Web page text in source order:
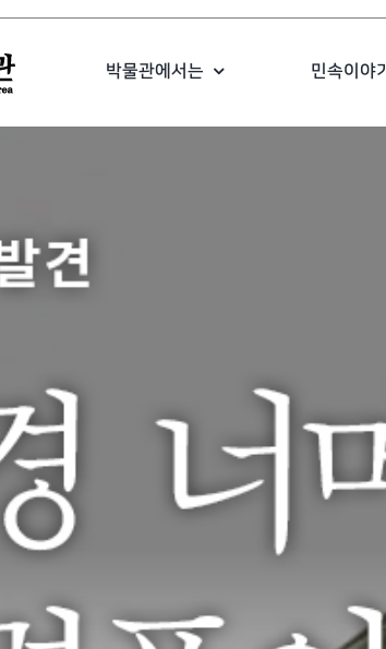
박물관에서는 민속이야기